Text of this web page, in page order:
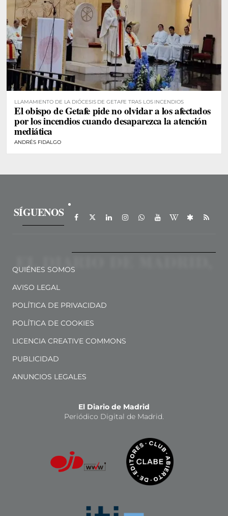
LLAMAMIENTO DE LA DIÓCESIS DE GETAFE TRAS LOS INCENDIOS
El obispo de Getafe pide no olvidar a los afectados
por los incendios cuando desaparezca la atención
mediática
ANDRÉS FIDALGO
SÍGUENOS
QUIÉNES SOMOS
AVISO LEGAL
POLÍTICA DE PRIVACIDAD
POLÍTICA DE COOKIES
LICENCIA CREATIVE COMMONS
PUBLICIDAD
ANUNCIOS LEGALES
El Diario de Madrid
Periódico Digital de Madrid.